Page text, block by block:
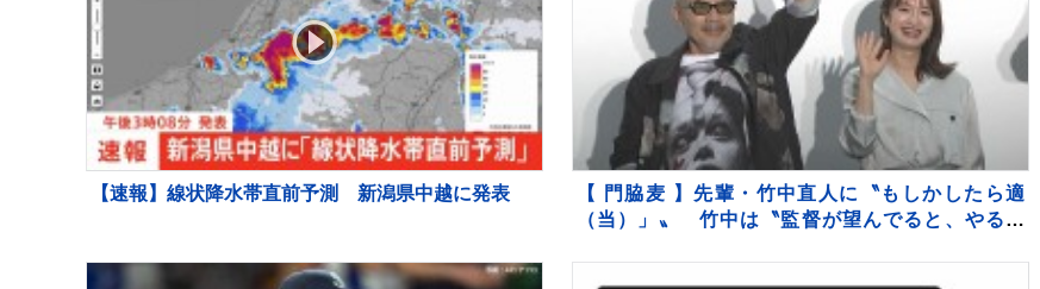
【速報】線状降水帯直前予測 新潟県中越に発表
【 門脇麦 】先輩・竹中直人に〝もしかしたら適
（当）」〟 竹中は〝監督が望んでると、やる〟